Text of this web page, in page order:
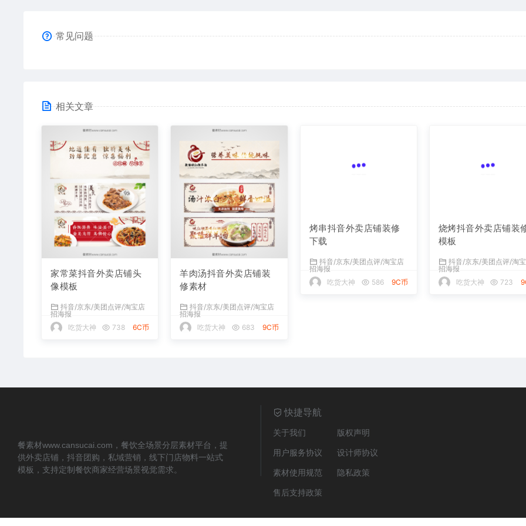
常见问题
相关文章
家常菜抖音外卖店铺头
像模板
抖音/京东/美团点评/淘宝店
招海报
吃货大神
738 6C币
羊肉汤抖音外卖店铺装
修素材
抖音/京东/美团点评/淘宝店
招海报
吃货大神
683 9C币
烤串抖音外卖店铺装修
下载
烧烤抖音外卖店铺装
模板
抖音/京东/美团点评/淘
招海报
吃货大神
723
餐素材www.cansucai.com，餐饮全场景分层素材平台，提
供外卖店铺，抖音团购，私域营销，线下门店物料一站式
模板，支持定制餐饮商家经营场景视觉需求。
快捷导航
关于我们
版权声明
用户服务协议
设计师协议
素材使用规范
隐私政策
售后支持政策